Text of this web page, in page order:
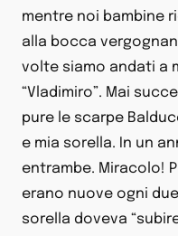
mentre noi bambine
alla bocca
volte siamo andati a
“Vladimiro”. Mai
pure le scarpe
e mia sorella. In un
entrambe. Miracolo!
erano nuove ogni
sorella doveva